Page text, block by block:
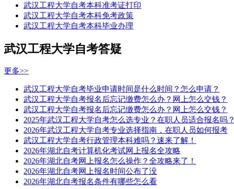
武汉工程大学自考本科准考证打印
武汉工程大学自考本科免考政策
武汉工程大学自考本科毕业办理
武汉工程大学自考答疑
更多>>
武汉工程大学自考毕业申请时间是什么时间？怎么申请？
武汉工程大学自考报名后忘记缴费怎么办？网上怎么交钱？
武汉工程大学自考报名后忘记缴费怎么办？网上怎么交钱？
2025年武汉工程大学自考怎么选专业？在职人员适合报名吗？
2026年武汉工程大学自考专业选择指南，在职人员如何报考
武汉工程大学自考行政管理本科难吗？速来了解！
2026年湖北自考计算机化考试网上报名全攻略
2026年湖北自考网上报名怎么操作？全攻略来了！
2026年湖北自考网上报名时间公布了没
2026年湖北自考报名条件有哪些怎么看